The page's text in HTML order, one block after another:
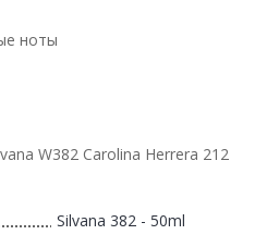
ноты
W382 Carolina Herrera 212
Silvana 382 - 50ml